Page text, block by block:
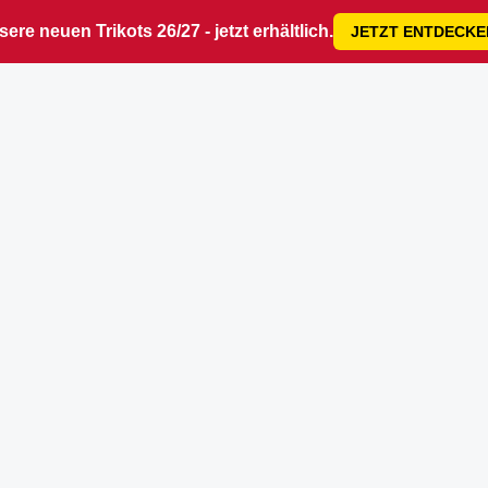
neuen Trikots 26/27 - jetzt erhältlich. JETZT